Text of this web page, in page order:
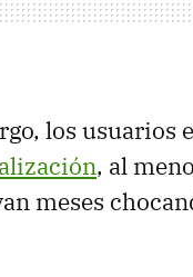
los usuarios
, al
meses